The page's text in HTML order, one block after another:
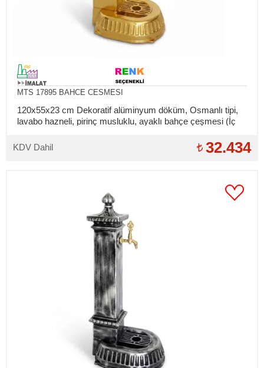
MTS 17895 BAHCE CESMESI
120x55x23 cm Dekoratif alüminyum döküm, Osmanlı tipi,
lavabo hazneli, pirinç musluklu, ayaklı bahçe çeşmesi (İç
KDV Dahil
32.434